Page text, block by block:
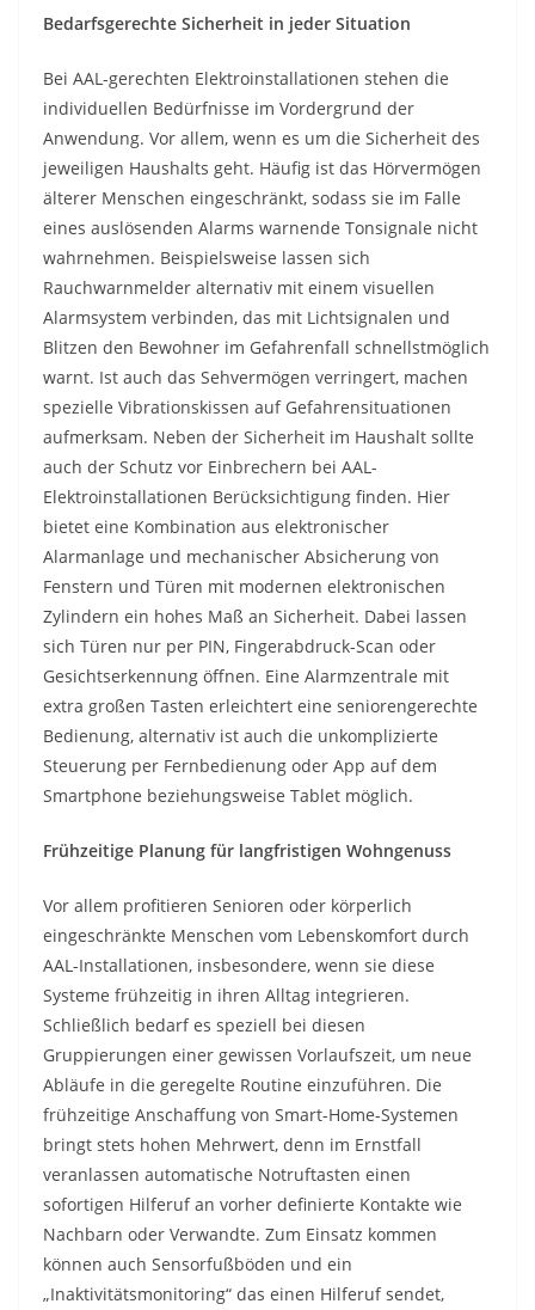
Bedarfsgerechte Sicherheit in jeder Situation
Bei AAL-gerechten Elektroinstallationen stehen die
individuellen Bedürfnisse im Vordergrund der
Anwendung. Vor allem, wenn es um die Sicherheit des
jeweiligen Haushalts geht. Häufig ist das Hörvermögen
älterer Menschen eingeschränkt, sodass sie im Falle
eines auslösenden Alarms warnende Tonsignale nicht
wahrnehmen. Beispielsweise lassen sich
Rauchwarnmelder alternativ mit einem visuellen
Alarmsystem verbinden, das mit Lichtsignalen und
Blitzen den Bewohner im Gefahrenfall schnellstmöglich
warnt. Ist auch das Sehvermögen verringert, machen
spezielle Vibrationskissen auf Gefahrensituationen
aufmerksam. Neben der Sicherheit im Haushalt sollte
auch der Schutz vor Einbrechern bei AAL-
Elektroinstallationen Berücksichtigung finden. Hier
bietet eine Kombination aus elektronischer
Alarmanlage und mechanischer Absicherung von
Fenstern und Türen mit modernen elektronischen
Zylindern ein hohes Maß an Sicherheit. Dabei lassen
sich Türen nur per PIN, Fingerabdruck-Scan oder
Gesichtserkennung öffnen. Eine Alarmzentrale mit
extra großen Tasten erleichtert eine seniorengerechte
Bedienung, alternativ ist auch die unkomplizierte
Steuerung per Fernbedienung oder App auf dem
Smartphone beziehungsweise Tablet möglich.
Frühzeitige Planung für langfristigen Wohngenuss
Vor allem profitieren Senioren oder körperlich
eingeschränkte Menschen vom Lebenskomfort durch
AAL-Installationen, insbesondere, wenn sie diese
Systeme frühzeitig in ihren Alltag integrieren.
Schließlich bedarf es speziell bei diesen
Gruppierungen einer gewissen Vorlaufszeit, um neue
Abläufe in die geregelte Routine einzuführen. Die
frühzeitige Anschaffung von Smart-Home-Systemen
bringt stets hohen Mehrwert, denn im Ernstfall
veranlassen automatische Notruftasten einen
sofortigen Hilferuf an vorher definierte Kontakte wie
Nachbarn oder Verwandte. Zum Einsatz kommen
können auch Sensorfußböden und ein
„Inaktivitätsmonitoring“ das einen Hilferuf sendet,